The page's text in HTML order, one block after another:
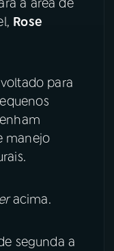
a área de
Rose
voltado para
manejo
acima.
segunda a